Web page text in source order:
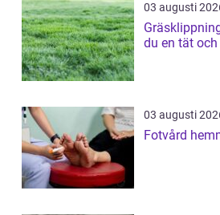
03 augusti
du en tät
03 augusti
Fotvård